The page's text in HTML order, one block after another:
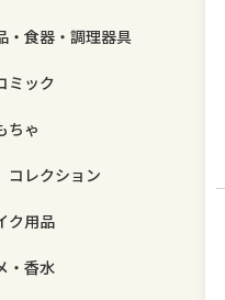
・食器・調理器具
ミック
ちゃ
コレクション
ク用品
・香水